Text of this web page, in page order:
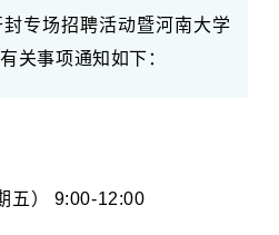
专场招聘活动暨河南大学
关事项通知如下：
五） 9:00-12:00